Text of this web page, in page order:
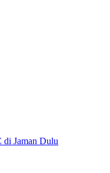
di Jaman Dulu